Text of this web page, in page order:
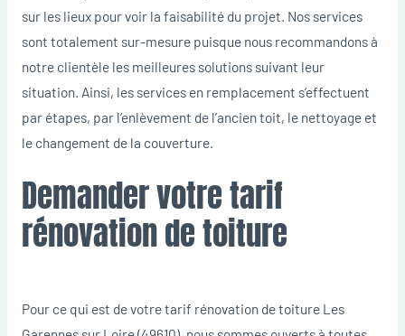
sur les lieux pour voir la faisabilité du projet. Nos services
sont totalement sur-mesure puisque nous recommandons à
notre clientèle les meilleures solutions suivant leur
situation. Ainsi, les services en remplacement s’effectuent
par étapes, par l’enlèvement de l’ancien toit, le nettoyage et
le changement de la couverture.
Demander votre tarif
rénovation de toiture
Pour ce qui est de votre tarif rénovation de toiture Les